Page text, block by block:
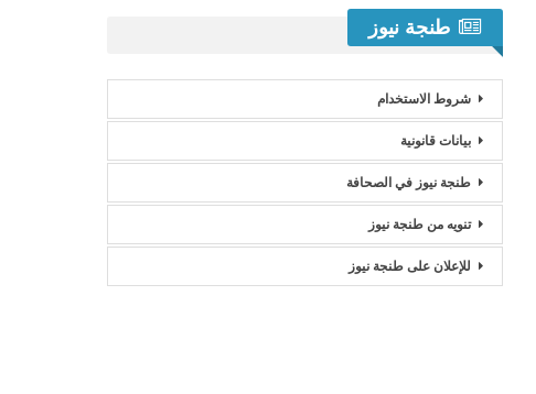
طنجة نيوز
شروط الاستخدام
بيانات قانونية
طنجة نيوز في الصحافة
تنويه من طنجة نيوز
للإعلان على طنجة نيوز